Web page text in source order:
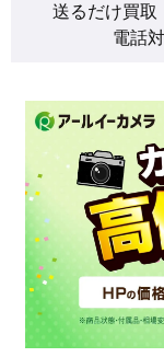
送るだけ買取
電話